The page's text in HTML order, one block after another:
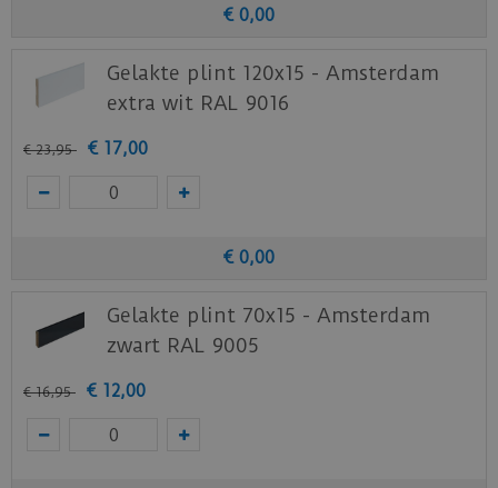
€ 0,00
Gelakte plint 120x15 - Amsterdam
extra wit RAL 9016
€ 23,95 € 17,00
€ 0,00
Gelakte plint 70x15 - Amsterdam
zwart RAL 9005
€ 16,95 € 12,00